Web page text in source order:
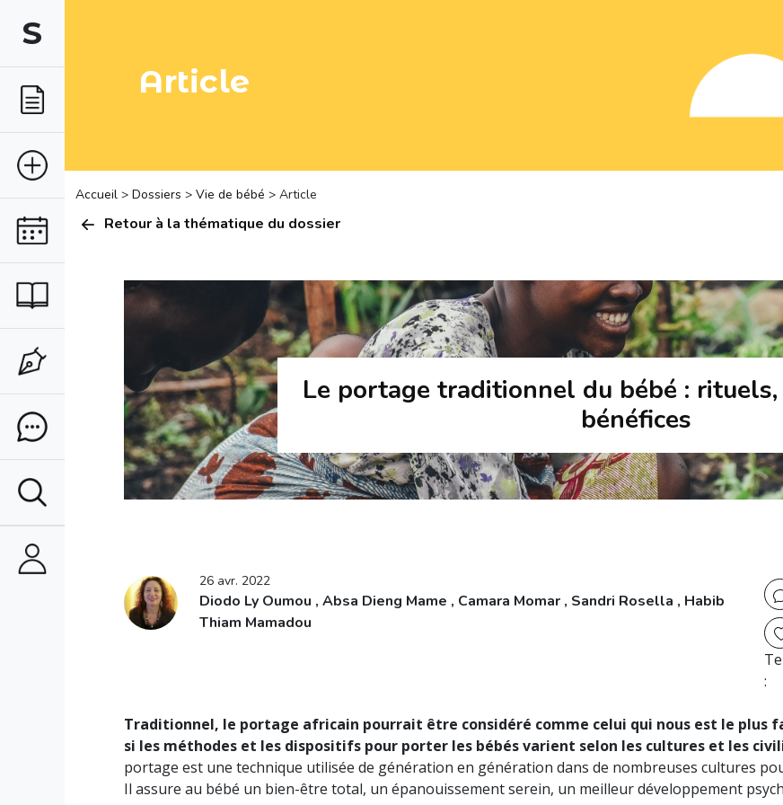
S
Article
Accueil > Dossiers > Vie de bébé > Article
Retour à la thématique du dossier
Le portage traditionnel du bébé :
bénéfices
26 avr. 2022
Diodo Ly Oumou , Absa Dieng Mame , Camara Momar , Sandri Rosella , Habib
Thiam Mamadou
:
Traditionnel, le portage africain pourrait être considéré comme celui qui nous est le plus
si les méthodes et les dispositifs pour porter les bébés varient selon les cultures et les
portage est une technique utilisée de génération en génération dans de nombreuses cultures
Il assure au bébé un bien-être total, un épanouissement serein, un meilleur développement